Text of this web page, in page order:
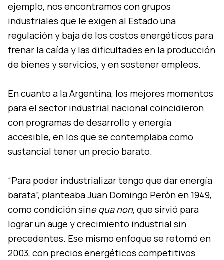
ejemplo, nos encontramos con grupos
industriales que le exigen al Estado una
regulación y baja de los costos energéticos para
frenar la caída y las dificultades en la producción
de bienes y servicios, y en sostener empleos.
En cuanto a la Argentina, los mejores momentos
para el sector industrial nacional coincidieron
con programas de desarrollo y energía
accesible, en los que se contemplaba como
sustancial tener un precio barato.
“Para poder industrializar tengo que dar energía
barata”, planteaba Juan Domingo Perón en 1949,
como condición sine qua non, que sirvió para
lograr un auge y crecimiento industrial sin
precedentes. Ese mismo enfoque se retomó en
2003, con precios energéticos competitivos